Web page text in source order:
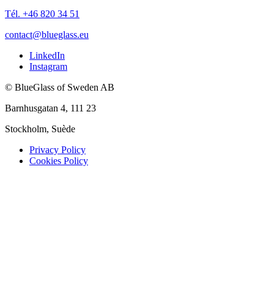
Tél. +46 820 34 51
contact@blueglass.eu
LinkedIn
Instagram
© BlueGlass of Sweden AB
Barnhusgatan 4, 111 23
Stockholm, Suède
Privacy Policy
Cookies Policy